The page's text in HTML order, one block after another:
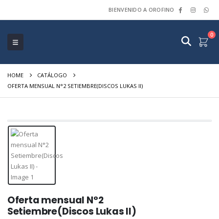
BIENVENIDO A OROFINO
0
HOME
CATÁLOGO
OFERTA MENSUAL N°2 SETIEMBRE(DISCOS LUKAS II)
Oferta mensual N°2
Setiembre(Discos Lukas II)